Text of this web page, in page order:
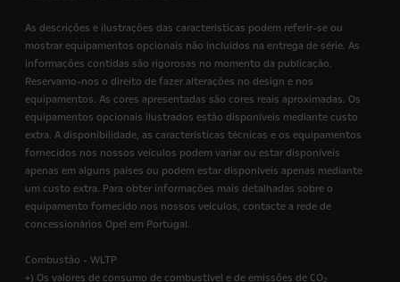
As descrições e ilustrações das características podem referir-se ou
mostrar equipamentos opcionais não incluídos na entrega de série. As
informações contidas são rigorosas no momento da publicação.
Reservamo-nos o direito de fazer alterações no design e nos
equipamentos. As cores apresentadas são cores reais aproximadas. Os
equipamentos opcionais ilustrados estão disponíveis mediante custo
extra. A disponibilidade, as características técnicas e os equipamentos
fornecidos nos nossos veículos podem variar ou estar disponíveis
apenas em alguns países ou podem estar disponíveis apenas mediante
um custo extra. Para obter informações mais detalhadas sobre o
equipamento fornecido nos nossos veículos, contacte a rede de
concessionários Opel em Portugal.
Combustão - WLTP
+) Os valores de consumo de combustível e de emissões de CO